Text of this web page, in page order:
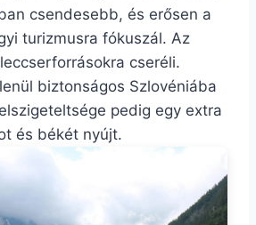
csendesebb, és erősen a
turizmusra fókuszál. Az
cseréli.
biztonságos Szlovéniába
pedig egy extra
és békét nyújt.